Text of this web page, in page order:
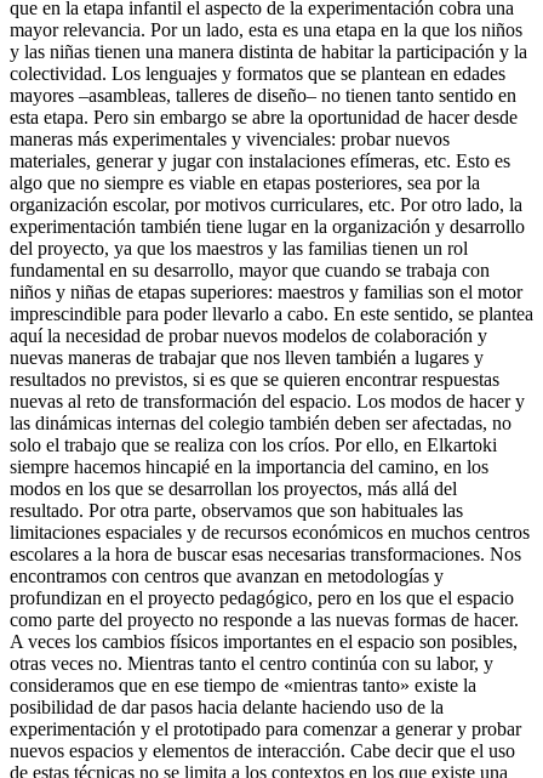
que en la etapa infantil el aspecto de la experimentación cobra una
mayor relevancia. Por un lado, esta es una etapa en la que los niños
y las niñas tienen una manera distinta de habitar la participación y la
colectividad. Los lenguajes y formatos que se plantean en edades
mayores –asambleas, talleres de diseño– no tienen tanto sentido en
esta etapa. Pero sin embargo se abre la oportunidad de hacer desde
maneras más experimentales y vivenciales: probar nuevos
materiales, generar y jugar con instalaciones efímeras, etc. Esto es
algo que no siempre es viable en etapas posteriores, sea por la
organización escolar, por motivos curriculares, etc. Por otro lado, la
experimentación también tiene lugar en la organización y desarrollo
del proyecto, ya que los maestros y las familias tienen un rol
fundamental en su desarrollo, mayor que cuando se trabaja con
niños y niñas de etapas superiores: maestros y familias son el motor
imprescindible para poder llevarlo a cabo. En este sentido, se plantea
aquí la necesidad de probar nuevos modelos de colaboración y
nuevas maneras de trabajar que nos lleven también a lugares y
resultados no previstos, si es que se quieren encontrar respuestas
nuevas al reto de transformación del espacio. Los modos de hacer y
las dinámicas internas del colegio también deben ser afectadas, no
solo el trabajo que se realiza con los críos. Por ello, en Elkartoki
siempre hacemos hincapié en la importancia del camino, en los
modos en los que se desarrollan los proyectos, más allá del
resultado. Por otra parte, observamos que son habituales las
limitaciones espaciales y de recursos económicos en muchos centros
escolares a la hora de buscar esas necesarias transformaciones. Nos
encontramos con centros que avanzan en metodologías y
profundizan en el proyecto pedagógico, pero en los que el espacio
como parte del proyecto no responde a las nuevas formas de hacer.
A veces los cambios físicos importantes en el espacio son posibles,
otras veces no. Mientras tanto el centro continúa con su labor, y
consideramos que en ese tiempo de «mientras tanto» existe la
posibilidad de dar pasos hacia delante haciendo uso de la
experimentación y el prototipado para comenzar a generar y probar
nuevos espacios y elementos de interacción. Cabe decir que el uso
de estas técnicas no se limita a los contextos en los que existe una